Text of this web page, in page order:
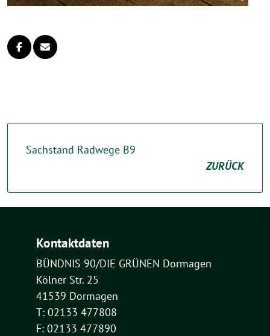
Sachstand Radwege B9
ZURÜCK
Kontaktdaten
BÜNDNIS 90/DIE GRÜNEN Dormagen
Kölner Str. 25
41539 Dormagen
T: 02133 477808
F: 02133 477890